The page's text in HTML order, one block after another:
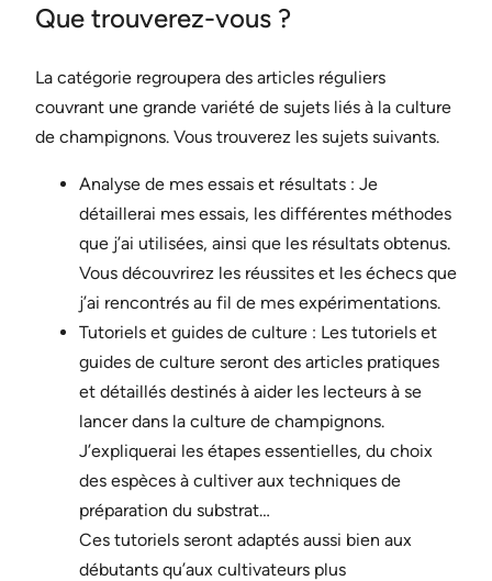
Que trouverez-vous ?
La catégorie regroupera des articles réguliers
couvrant une grande variété de sujets liés à la culture
de champignons. Vous trouverez les sujets suivants.
Analyse de mes essais et résultats : Je
détaillerai mes essais, les différentes méthodes
que j’ai utilisées, ainsi que les résultats obtenus.
Vous découvrirez les réussites et les échecs que
j’ai rencontrés au fil de mes expérimentations.
Tutoriels et guides de culture : Les tutoriels et
guides de culture seront des articles pratiques
et détaillés destinés à aider les lecteurs à se
lancer dans la culture de champignons.
J’expliquerai les étapes essentielles, du choix
des espèces à cultiver aux techniques de
préparation du substrat…
Ces tutoriels seront adaptés aussi bien aux
débutants qu’aux cultivateurs plus